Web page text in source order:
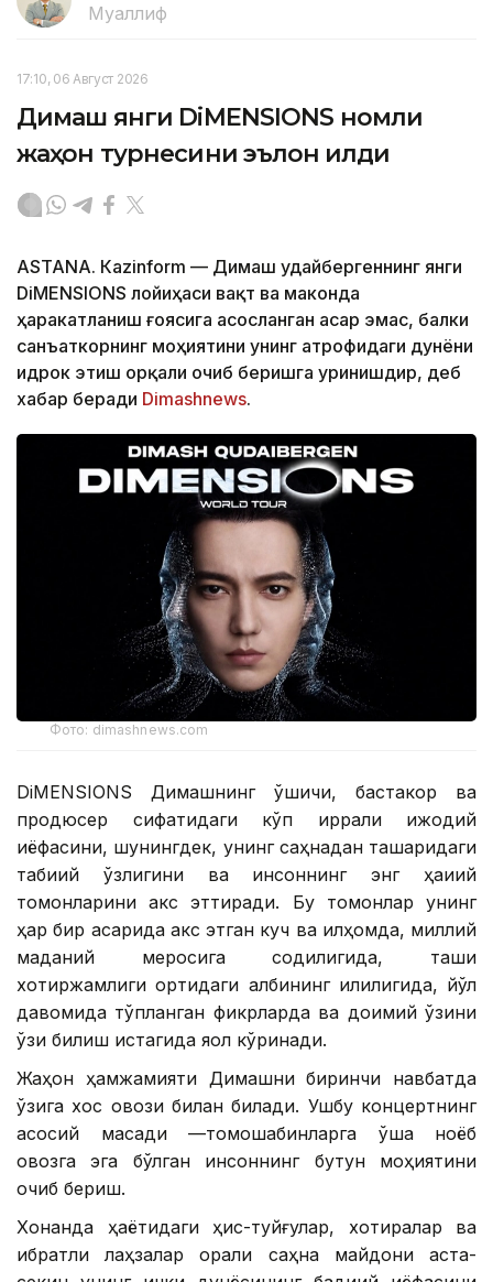
Муаллиф
17:10, 06 Август 2026
Димаш янги DiMENSIONS номли
жаҳон турнесини эълон қилди
ASTANА. Кazinform — Димаш Қудайбергеннинг янги
DiMENSIONS лойиҳаси вақт ва маконда
ҳаракатланиш ғоясига асосланган асар эмас, балки
санъаткорнинг моҳиятини унинг атрофидаги дунёни
идрок этиш орқали очиб беришга уринишдир, деб
хабар беради Dimashnews.
Фото: dimashnews.com
DiMENSIONS Димашнинг қўшиқчи, бастакор ва
продюсер сифатидаги кўп қиррали ижодий
қиёфасини, шунингдек, унинг саҳнадан ташқаридаги
табиий ўзлигини ва инсоннинг энг ҳақиқий
томонларини акс эттиради. Бу томонлар унинг
ҳар бир асарида акс этган куч ва илҳомда, миллий
маданий меросига содиқлигида, ташқи
хотиржамлиги ортидаги қалбининг илиқлигида, йўл
давомида тўпланган фикрларда ва доимий ўзини
ўзи билиш истагида яққол кўринади.
Жаҳон ҳамжамияти Димашни биринчи навбатда
ўзига хос овози билан билади. Ушбу концертнинг
асосий мақсади —томошабинларга ўша ноёб
овозга эга бўлган инсоннинг бутун моҳиятини
очиб бериш.
Хонанда ҳаётидаги ҳис-туйғулар, хотиралар ва
ибратли лаҳзалар орқали саҳна майдони аста-